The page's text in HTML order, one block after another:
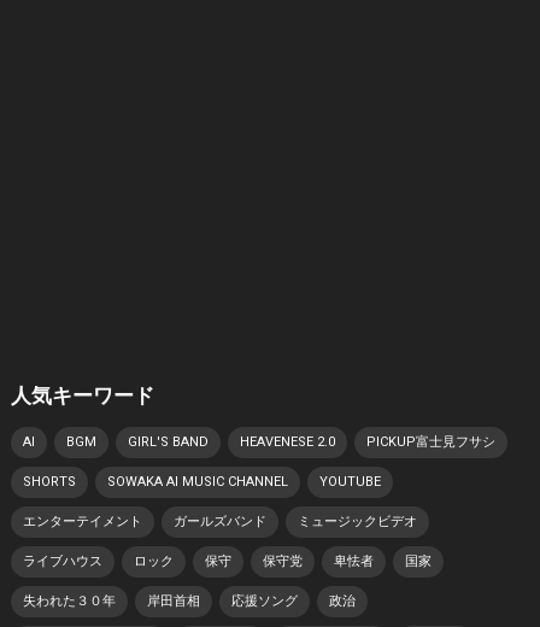
人気キーワード
AI BGM GIRL'S BAND HEAVENESE 2.0 PICKUP富士見フサシ
SHORTS SOWAKA AI MUSIC CHANNEL YOUTUBE
エンターテイメント ガールズバンド ミュージックビデオ
ライブハウス ロック 保守 保守党 卑怯者 国家
失われた３０年 岸田首相 応援ソング 政治